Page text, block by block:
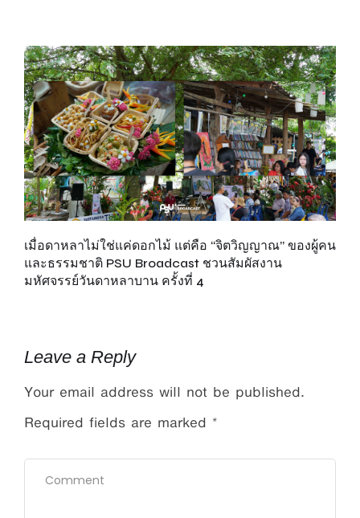
เมื่อดาหลาไม่ใช่แค่ดอกไม้ แต่คือ “จิตวิญญาณ” ของผู้คน
และธรรมชาติ PSU Broadcast ชวนสัมผัสงาน
มหัศจรรย์วันดาหลาบาน ครั้งที่ 4
Leave a Reply
Your email address will not be published.
Required fields are marked *